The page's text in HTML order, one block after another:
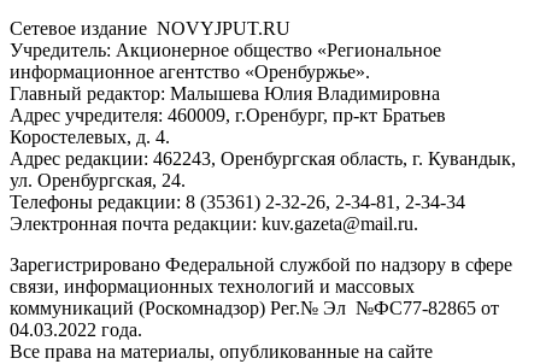
Сетевое издание NOVYJPUT.RU
Учредитель: Акционерное общество «Региональное
информационное агентство «Оренбуржье».
Главный редактор: Малышева Юлия Владимировна
Адрес учредителя: 460009, г.Оренбург, пр-кт Братьев
Коростелевых, д. 4.
Адрес редакции: 462243, Оренбургская область, г. Кувандык,
ул. Оренбургская, 24.
Телефоны редакции: 8 (35361) 2-32-26, 2-34-81, 2-34-34
Электронная почта редакции: kuv.gazeta@mail.ru.
Зарегистрировано Федеральной службой по надзору в сфере
связи, информационных технологий и массовых
коммуникаций (Роскомнадзор) Рег.№ Эл №ФС77-82865 от
04.03.2022 года.
Все права на материалы, опубликованные на сайте